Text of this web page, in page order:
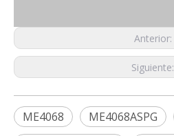
Anterior:
Siguiente:
ME4068 ME4068ASPG